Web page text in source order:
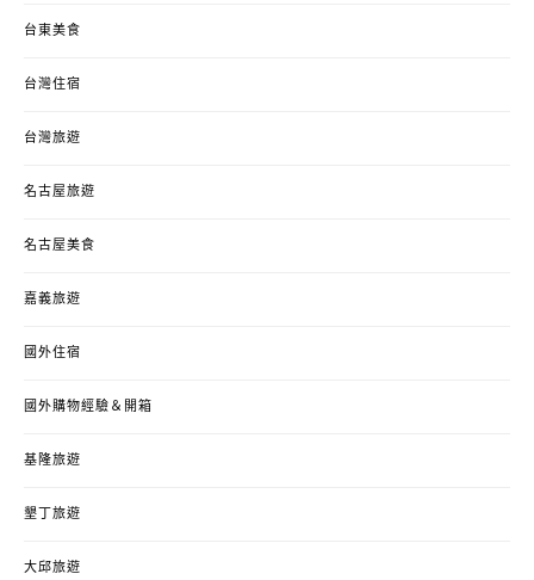
台東美食
台灣住宿
台灣旅遊
名古屋旅遊
名古屋美食
嘉義旅遊
國外住宿
國外購物經驗＆開箱
基隆旅遊
墾丁旅遊
大邱旅遊